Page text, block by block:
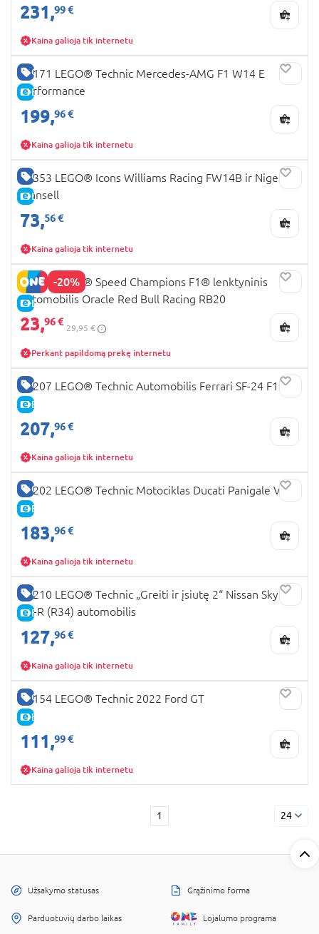
231,99 €
Kaina galioja tik internetu
GERA KAINA
E-KAINA
42171 LEGO® Technic Mercedes-AMG F1 W14 E
Performance
199,96 €
Kaina galioja tik internetu
GERA KAINA
E-KAINA
10353 LEGO® Icons Williams Racing FW14B ir Nigel
Mansell
73,56 €
Kaina galioja tik internetu
-20%
E-KAINA
77243 LEGO® Speed Champions F1® lenktyninis
automobilis Oracle Red Bull Racing RB20
23,96 €
29,95 €
Perkant papildomą prekę internetu
GERA KAINA
E-KAINA
42207 LEGO® Technic Automobilis Ferrari SF-24 F1
207,96 €
Kaina galioja tik internetu
GERA KAINA
E-KAINA
42202 LEGO® Technic Motociklas Ducati Panigale V4 S
183,96 €
Kaina galioja tik internetu
GERA KAINA
E-KAINA
42210 LEGO® Technic „Greiti ir įsiutę 2“ Nissan Skyline
GT-R (R34) automobilis
127,96 €
Kaina galioja tik internetu
GERA KAINA
E-KAINA
42154 LEGO® Technic 2022 Ford GT
111,99 €
Kaina galioja tik internetu
1 24
Užsakymo statusas Grąžinimo forma
Parduotuvių darbo laikas Lojalumo programa